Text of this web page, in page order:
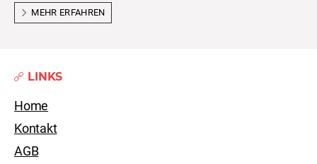
MEHR ERFAHREN
LINKS
Home
Kontakt
AGB